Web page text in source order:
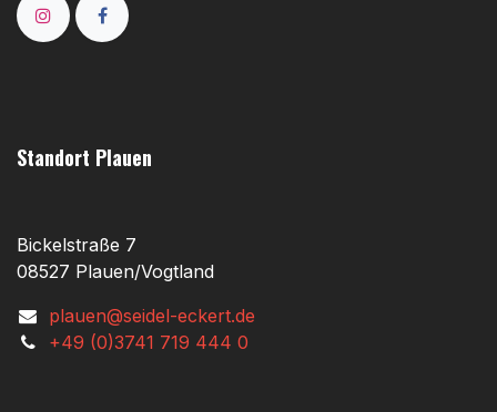
Standort Plauen
Bickelstraße 7
08527 Plauen/Vogtland
plauen@seidel-eckert.de
+49 (0)3741 719 444 0